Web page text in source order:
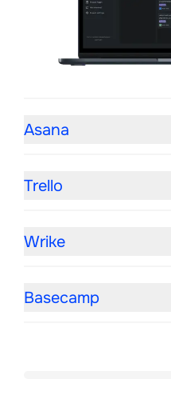
Asana
Trello
Wrike
Basecamp